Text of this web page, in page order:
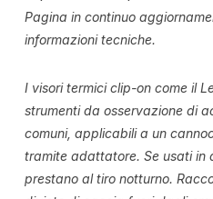
Pagina in continuo
informazioni tecniche.
I visori termici clip-on come il
strumenti da osservazione di
comuni, applicabili a un
tramite adattatore. Se usati in
prestano al tiro notturno.